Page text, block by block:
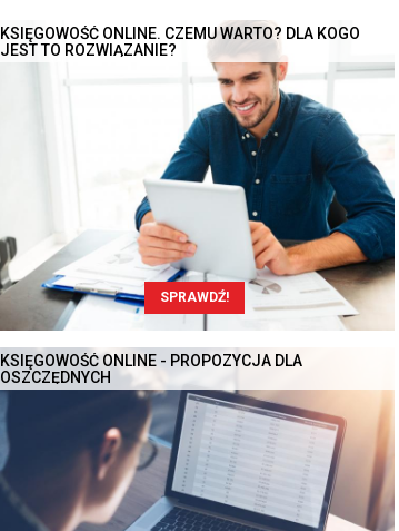
KSIĘGOWOŚĆ ONLINE. CZEMU WARTO? DLA KOGO
JEST TO ROZWIĄZANIE?
SPRAWDŹ!
KSIĘGOWOŚĆ ONLINE - PROPOZYCJA DLA
OSZCZĘDNYCH